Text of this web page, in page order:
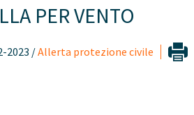
PER VENTO
2023 /Allerta protezione civile